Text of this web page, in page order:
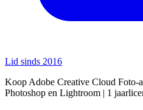
Lid sinds 2016
Koop Adobe Creative Cloud Foto-
Photoshop en Lightroom | 1